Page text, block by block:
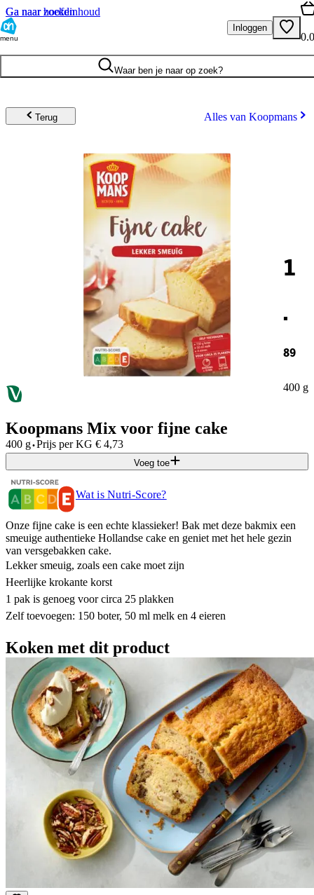
Ga naar hoofdinhoud
Ga naar zoeken
menu
Inloggen
Waar ben je naar op zoek?
Terug Alles van Koopmans
1
.
89
400 g
Koopmans Mix voor fijne cake
400 g·Prijs per KG € 4,73
Voeg toe
Wat is Nutri-Score?
Onze fijne cake is een echte klassieker! Bak met deze bakmix een
smeuige authentieke Hollandse cake en geniet met het hele gezin
van versgebakken cake.
Lekker smeuig, zoals een cake moet zijn
Heerlijke krokante korst
1 pak is genoeg voor circa 25 plakken
Zelf toevoegen: 150 boter, 50 ml melk en 4 eieren
Koken met dit product